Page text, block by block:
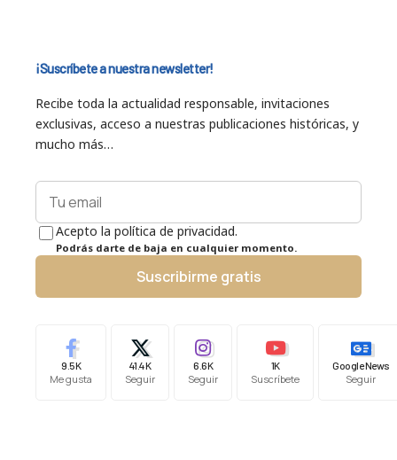
¡Suscríbete a nuestra newsletter!
Recibe toda la actualidad responsable, invitaciones
exclusivas, acceso a nuestras publicaciones históricas, y
mucho más…
Acepto la política de privacidad.
Podrás darte de baja en cualquier momento.
Suscribirme gratis
9.5K
Me gusta
41.4K
Seguir
6.6K
Seguir
1K
Suscríbete
Google News
Seguir